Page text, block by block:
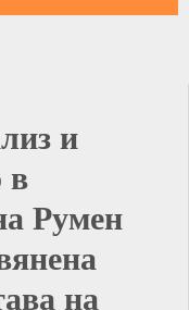
и
в
Румен
на